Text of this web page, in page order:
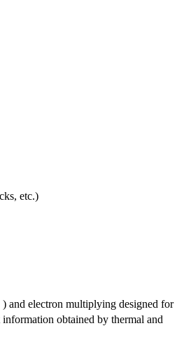
etc.)
and electron multiplying designed for
obtained by thermal and